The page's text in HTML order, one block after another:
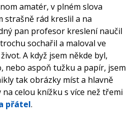
amatér, v plném slova
strašně rád kreslil a na
pan profesor kreslení naučil
sochařil a maloval ve
A když jsem někde byl,
nebo aspoň tužku a papír, jsem
tak obrázky míst a hlavně
celou knížku s více než třemi
přátel.